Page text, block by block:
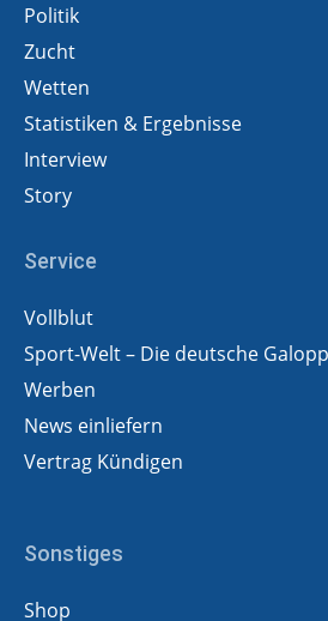
Politik
Zucht
Wetten
Statistiken & Ergebnisse
Interview
Story
Service
Vollblut
Sport-Welt – Die deutsche
Werben
News einliefern
Vertrag Kündigen
Sonstiges
Shop